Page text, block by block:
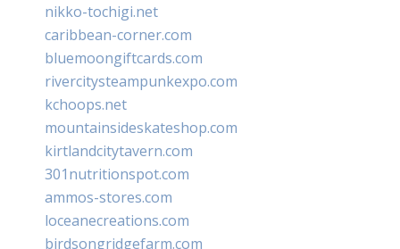
nikko-tochigi.net
caribbean-corner.com
bluemoongiftcards.com
rivercitysteampunkexpo.com
kchoops.net
mountainsideskateshop.com
kirtlandcitytavern.com
301nutritionspot.com
ammos-stores.com
loceanecreations.com
birdsongridgefarm.com